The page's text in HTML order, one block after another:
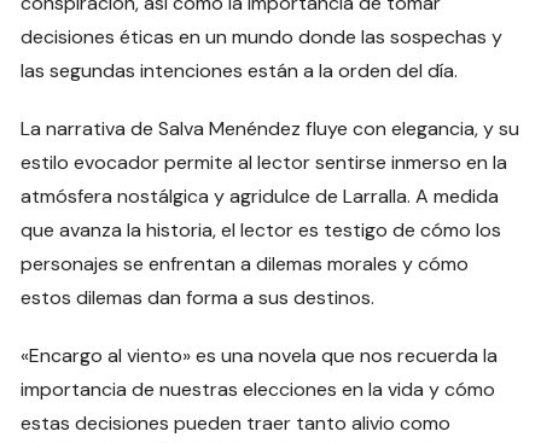
decisiones éticas en un mundo donde las sospechas y
las segundas intenciones están a la orden del día.
La narrativa de Salva Menéndez fluye con elegancia, y su
estilo evocador permite al lector sentirse inmerso en la
atmósfera nostálgica y agridulce de Larralla. A medida
que avanza la historia, el lector es testigo de cómo los
personajes se enfrentan a dilemas morales y cómo
estos dilemas dan forma a sus destinos.
«Encargo al viento» es una novela que nos recuerda la
importancia de nuestras elecciones en la vida y cómo
estas decisiones pueden traer tanto alivio como